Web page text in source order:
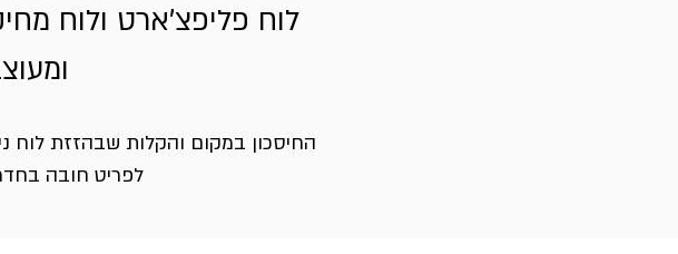
לוח פליפצ'ארט ולוח
החיסכון במקום והקלות שבהזזת לוח
לפריט חובה